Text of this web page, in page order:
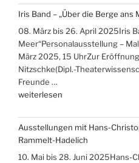
Brade,
Gudrun
Hensling,
Winfried
Mikolajczyk“
Iris Band – „Über die Berge ans
08. März bis 26. April 2025Iris
Meer“Personalausstellung –
März 2025, 15 UhrZur
Nitzschke(Dipl.-
Freunde …
„Iris
–
„Über
die
Berge
weiterlesen
Ausstellungen mit Hans-
Rammelt-Hadelich
10. Mai bis 28. Juni 2025Hans-